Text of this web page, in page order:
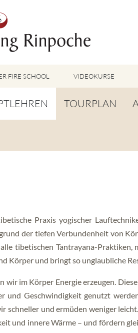
FIRE SCHOOL VIDEOKURSE
GYOK
OHNE ANGST
TOURPLAN
Praxis yogischer
der tiefen Verbundenheit von
tibetischen Tantrayana-Praktiken,
Körper und bringt so unglaubliche
wir im Körper Energie erzeugen.
und Geschwindigkeit genutzt
schneller und ermüden weniger
und innere Wärme – und fördern